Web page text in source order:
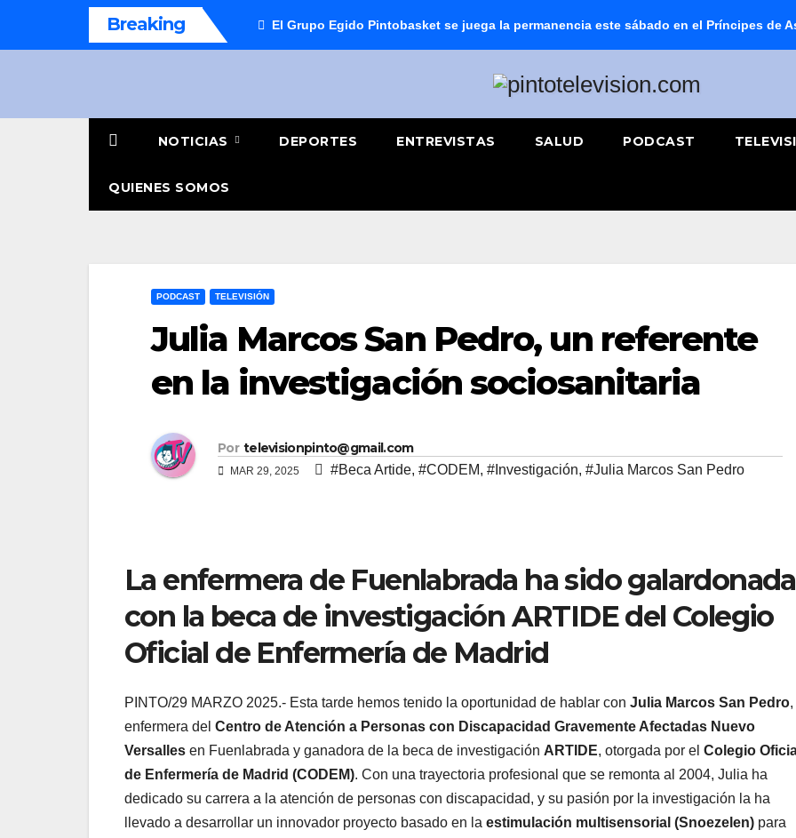
Breaking El Grupo Egido Pintobasket se juega la permanencia este sábado en el Príncipes de
NOTICIAS DEPORTES ENTREVISTAS SALUD PODCAST
QUIENES SOMOS
PODCAST TELEVISIÓN
Julia Marcos San Pedro, un referente
en la investigación sociosanitaria
Por televisionpinto@gmail.com
MAR 29, 2025 #Beca Artide, #CODEM, #Investigación, #Julia Marcos San Pedro
La enfermera de Fuenlabrada ha sido galardonada
con la beca de investigación ARTIDE del Colegio
Oficial de Enfermería de Madrid
PINTO/29 MARZO 2025.- Esta tarde hemos tenido la oportunidad de hablar con Julia Marcos San Pedro,
enfermera del Centro de Atención a Personas con Discapacidad Gravemente Afectadas Nuevo
Versalles en Fuenlabrada y ganadora de la beca de investigación ARTIDE, otorgada por el Colegio
de Enfermería de Madrid (CODEM). Con una trayectoria profesional que se remonta al 2004, Julia ha
dedicado su carrera a la atención de personas con discapacidad, y su pasión por la investigación la ha
llevado a desarrollar un innovador proyecto basado en la estimulación multisensorial (Snoezelen) para